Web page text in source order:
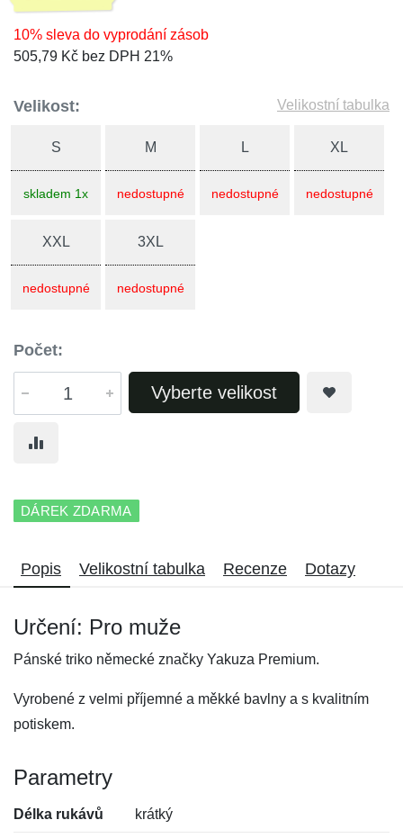
10% sleva do vyprodání zásob
505,79 Kč bez DPH 21%
Velikost: Velikostní tabulka
S
skladem 1x
M
nedostupné
L
nedostupné
XL
nedostupné
XXL
nedostupné
3XL
nedostupné
Počet:
Vyberte velikost
DÁREK ZDARMA
Popis Velikostní tabulka Recenze Dotazy
Určení: Pro muže
Pánské triko německé značky Yakuza Premium.
Vyrobené z velmi příjemné a měkké bavlny a s kvalitním
potiskem.
Parametry
Délka rukávů krátký